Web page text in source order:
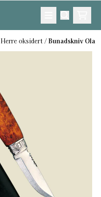
Herre oksidert /Bunadskniv Ola